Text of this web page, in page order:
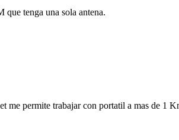
tenga una sola antena.
me permite trabajar con portatil a mas de 1